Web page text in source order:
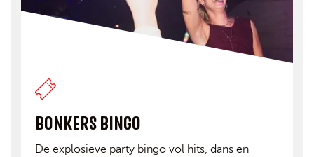
BONKERS BINGO
De explosieve party bingo vol hits, dans en